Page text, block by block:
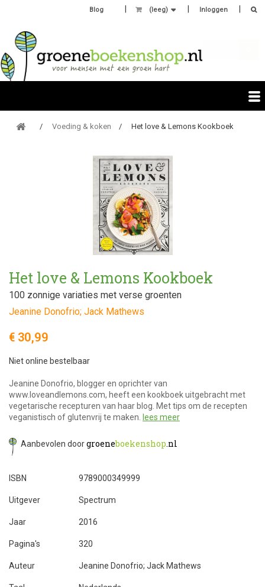
Inloggen
(leeg)
Blog
Voeding & koken Het love & Lemons Kookboek
Het love & Lemons Kookboek
100 zonnige variaties met verse groenten
Jeanine Donofrio; Jack Mathews
€ 30,99
Niet online bestelbaar
Jeanine Donofrio, blogger en oprichter van
www.loveandlemons.com, heeft een kookboek uitgebracht met
vegetarische recepturen van haar blog. Met tips om de recepten
veganistisch of glutenvrij te maken. lees meer
Aanbevolen doorgroeneboekenshop.nl
ISBN 9789000349999
Uitgever Spectrum
Jaar 2016
Pagina's 320
Auteur Jeanine Donofrio; Jack Mathews